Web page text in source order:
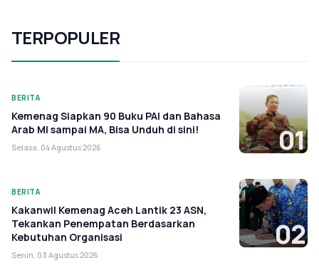
TERPOPULER
BERITA
Kemenag Siapkan 90 Buku PAI dan Bahasa
Arab MI sampai MA, Bisa Unduh di sini!
Selasa, 04 Agustus 2026 01
BERITA
Kakanwil Kemenag Aceh Lantik 23 ASN,
Tekankan Penempatan Berdasarkan
Kebutuhan Organisasi
Senin, 03 Agustus 2026
02